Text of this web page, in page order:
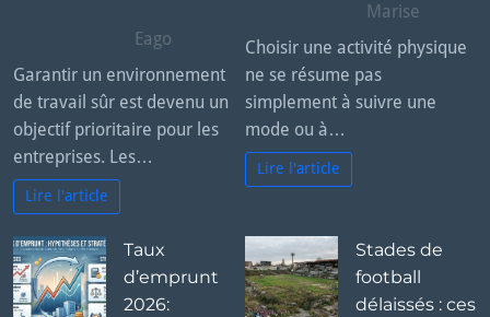
Eago
Garantir un environnement
de travail sûr est devenu un
objectif prioritaire pour les
entreprises. Les…
Lire l'article
Marise
Choisir une activité physique
ne se résume pas
simplement à suivre une
mode ou à…
Lire l'article
Taux
d’emprunt
2026:
Stades de
football
délaissés : ces